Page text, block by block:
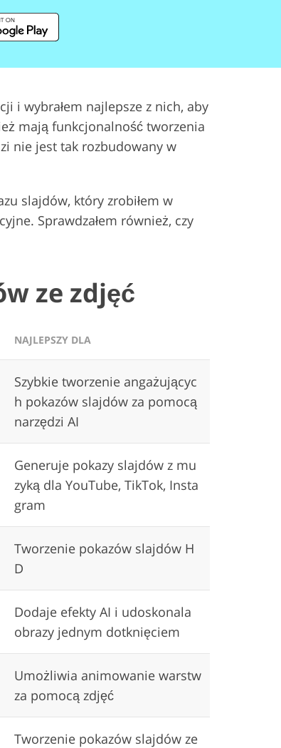
i wybrałem najlepsze z nich, aby
mają funkcjonalność tworzenia
nie jest tak rozbudowany w
slajdów, który zrobiłem w
Sprawdzałem również, czy
ze zdjęć
NAJLEPSZY DLA
Szybkie tworzenie angażującyc
h pokazów slajdów za pomocą
narzędzi AI
Generuje pokazy slajdów z mu
zyką dla YouTube, TikTok, Insta
gram
Tworzenie pokazów slajdów H
D
Dodaje efekty AI i udoskonala
obrazy jednym dotknięciem
Umożliwia animowanie warstw
za pomocą zdjęć
Tworzenie pokazów slajdów ze